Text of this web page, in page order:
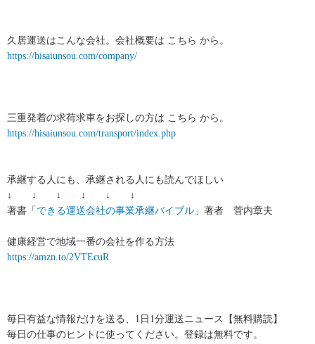
久居運送はこんな会社。会社概要は こちら から。
https://hisaiunsou.com/company/
三重発着の求荷求車をお探しの方は こちら から。
https://hisaiunsou.com/transport/index.php
承継する人にも、承継される人にも読んでほしい
↓ ↓ ↓ ↓ ↓ ↓
著書「 できる運送会社の事業承継バイブル 」著者 菅内章夫
健康経営で地域一番の会社を作る方法
https://amzn.to/2VTEcuR
毎日有益な情報だけを送る、1日1分運送ニュース【無料購読】
毎日の仕事のヒントに使ってください。登録は無料です。